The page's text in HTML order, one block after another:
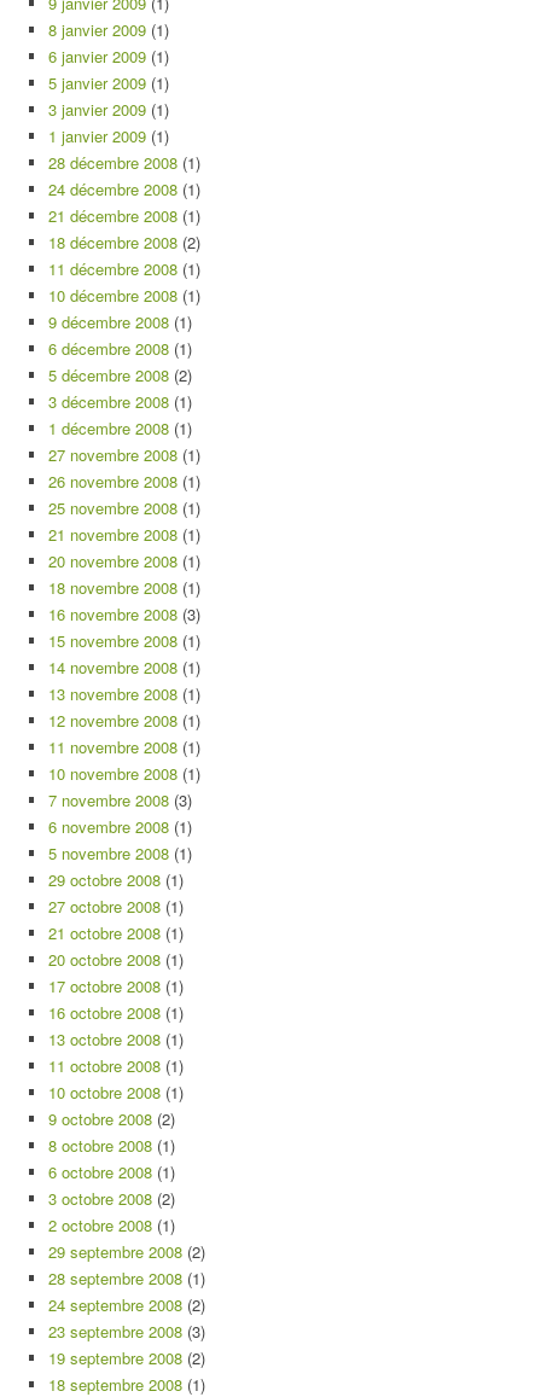
8 janvier 2009 (1)
6 janvier 2009 (1)
5 janvier 2009 (1)
3 janvier 2009 (1)
1 janvier 2009 (1)
28 décembre 2008 (1)
24 décembre 2008 (1)
21 décembre 2008 (1)
18 décembre 2008 (2)
11 décembre 2008 (1)
10 décembre 2008 (1)
9 décembre 2008 (1)
6 décembre 2008 (1)
5 décembre 2008 (2)
3 décembre 2008 (1)
1 décembre 2008 (1)
27 novembre 2008 (1)
26 novembre 2008 (1)
25 novembre 2008 (1)
21 novembre 2008 (1)
20 novembre 2008 (1)
18 novembre 2008 (1)
16 novembre 2008 (3)
15 novembre 2008 (1)
14 novembre 2008 (1)
13 novembre 2008 (1)
12 novembre 2008 (1)
11 novembre 2008 (1)
10 novembre 2008 (1)
7 novembre 2008 (3)
6 novembre 2008 (1)
5 novembre 2008 (1)
29 octobre 2008 (1)
27 octobre 2008 (1)
21 octobre 2008 (1)
20 octobre 2008 (1)
17 octobre 2008 (1)
16 octobre 2008 (1)
13 octobre 2008 (1)
11 octobre 2008 (1)
10 octobre 2008 (1)
9 octobre 2008 (2)
8 octobre 2008 (1)
6 octobre 2008 (1)
3 octobre 2008 (2)
2 octobre 2008 (1)
29 septembre 2008 (2)
28 septembre 2008 (1)
24 septembre 2008 (2)
23 septembre 2008 (3)
19 septembre 2008 (2)
18 septembre 2008 (1)